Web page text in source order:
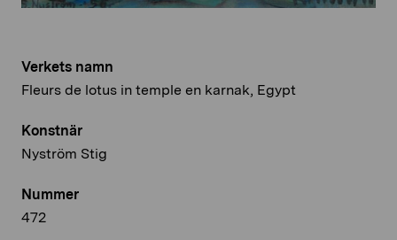
Verkets namn
Fleurs de lotus in temple en karnak, Egypt
Konstnär
Nyström Stig
Nummer
472